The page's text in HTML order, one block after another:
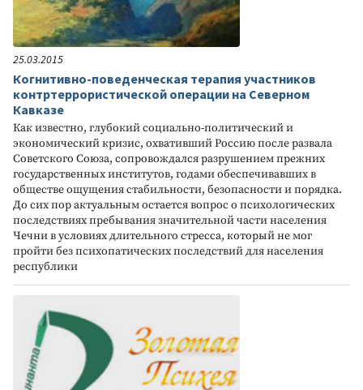
25.03.2015
Когнитивно-поведенческая терапия участников
контртеррористической операции на Северном
Кавказе
Как известно, глубокий социально-политический и
экономический кризис, охвативший Россию после развала
Советского Союза, сопровождался разрушением прежних
государственных институтов, годами обеспечивавших в
обществе ощущения стабильности, безопасности и порядка.
До сих пор актуальным остается вопрос о психологических
последствиях пребывания значительной части населения
Чечни в условиях длительного стресса, который не мог
пройти без психопатических последствий для населения
республики